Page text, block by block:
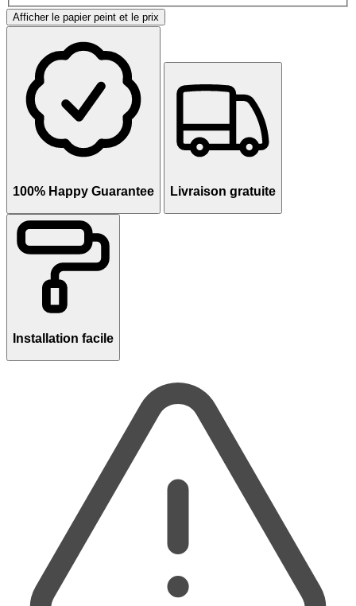
Afficher le papier peint et le prix
100% Happy Guarantee Livraison gratuite
Installation facile